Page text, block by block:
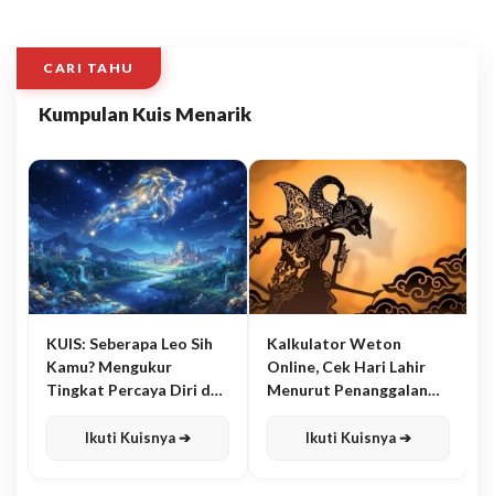
CARI TAHU
Kumpulan Kuis Menarik
KUIS: Seberapa Leo Sih
Kamu? Mengukur
Tingkat Percaya Diri dan
Ikuti Kuisnya ➔
Kalkulator Weton
Online, Cek Hari Lahir
Menurut Penanggalan
Ikuti Kuisnya ➔